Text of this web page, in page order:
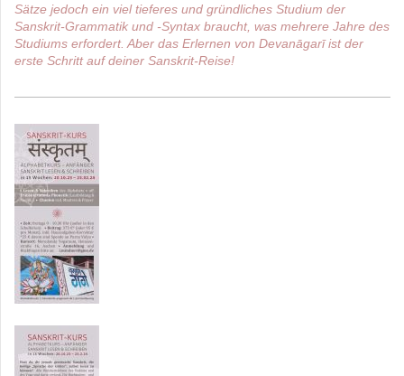
Sätze jedoch ein viel tieferes und gründliches Studium der
Sanskrit-Grammatik und -Syntax braucht, was mehrere Jahre des
Studiums erfordert. Aber das Erlernen von Devanāgarī ist der
erste Schritt auf deiner Sanskrit-Reise!